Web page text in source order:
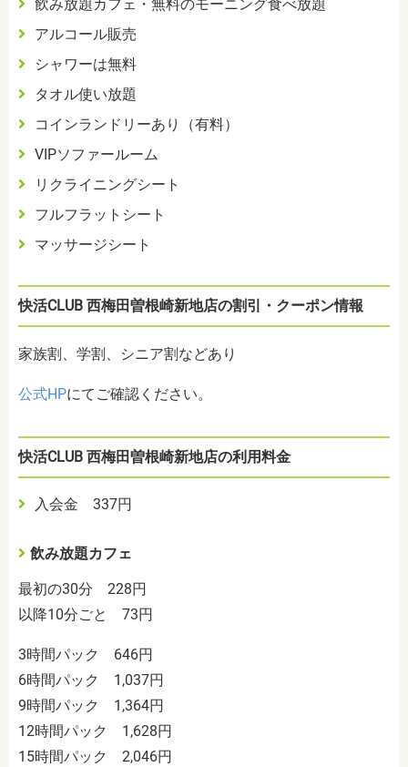
飲み放題カフェ・無料のモーニング食べ放題
アルコール販売
シャワーは無料
タオル使い放題
コインランドリーあり（有料）
VIPソファールーム
リクライニングシート
フルフラットシート
マッサージシート
快活CLUB 西梅田曽根崎新地店の割引・クーポン情報
家族割、学割、シニア割などあり
公式HPにてご確認ください。
快活CLUB 西梅田曽根崎新地店の利用料金
入会金 337円
飲み放題カフェ
最初の30分 228円
以降10分ごと 73円
3時間パック 646円
6時間パック 1,037円
9時間パック 1,364円
12時間パック 1,628円
15時間パック 2,046円